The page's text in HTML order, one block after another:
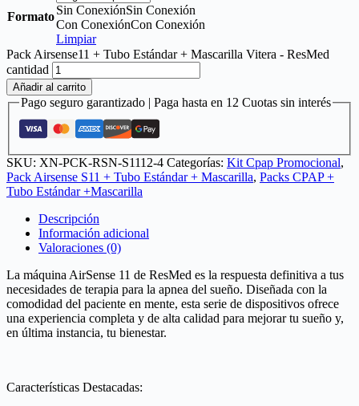
FormatoSin ConexiónSin Conexión
Con ConexiónCon Conexión
Limpiar
Pack Airsense11 + Tubo Estándar + Mascarilla Vitera - ResMed
cantidad
Añadir al carrito
Pago seguro garantizado | Paga hasta en 12 Cuotas sin interés
SKU: XN-PCK-RSN-S1112-4 Categorías: Kit Cpap Promocional,
Pack Airsense S11 + Tubo Estándar + Mascarilla, Packs CPAP +
Tubo Estándar +Mascarilla
Descripción
Información adicional
Valoraciones (0)
La máquina AirSense 11 de ResMed es la respuesta definitiva a tus
necesidades de terapia para la apnea del sueño. Diseñada con la
comodidad del paciente en mente, esta serie de dispositivos ofrece
una experiencia completa y de alta calidad para mejorar tu sueño y,
en última instancia, tu bienestar.
Características Destacadas: